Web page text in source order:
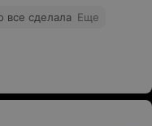
все сделала Еще